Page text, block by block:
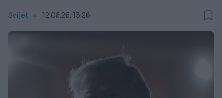
Svijet 12.06.26. 13:26